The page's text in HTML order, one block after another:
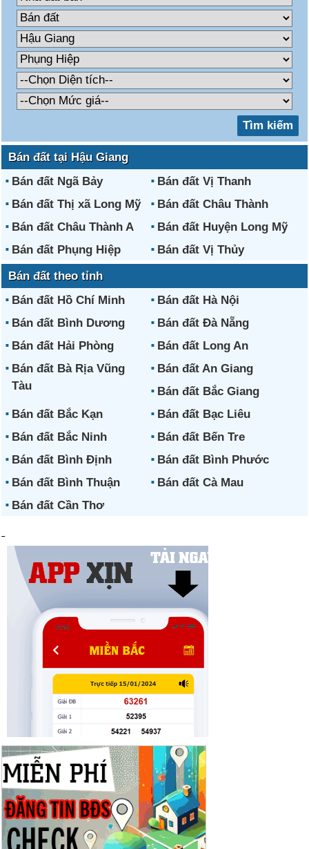
Bán đất tại Hậu Giang
Bán đất Ngã Bảy
Bán đất Vị Thanh
Bán đất Thị xã Long Mỹ
Bán đất Châu Thành
Bán đất Châu Thành A
Bán đất Huyện Long Mỹ
Bán đất Phụng Hiệp
Bán đất Vị Thủy
Bán đất theo tỉnh
Bán đất Hồ Chí Minh
Bán đất Hà Nội
Bán đất Bình Dương
Bán đất Đà Nẵng
Bán đất Hải Phòng
Bán đất Long An
Bán đất Bà Rịa Vũng
Tàu
Bán đất An Giang
Bán đất Bắc Giang
Bán đất Bắc Kạn
Bán đất Bạc Liêu
Bán đất Bắc Ninh
Bán đất Bến Tre
Bán đất Bình Định
Bán đất Bình Phước
Bán đất Bình Thuận
Bán đất Cà Mau
Bán đất Cần Thơ